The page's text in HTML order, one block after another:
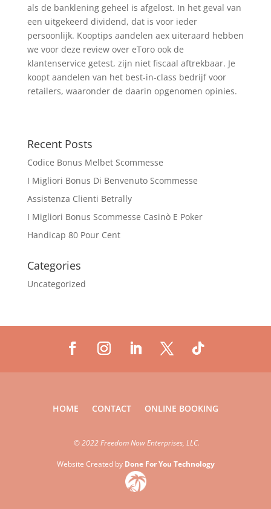
als de banklening geheel is afgelost. In het geval van
een uitgekeerd dividend, dat is voor ieder
persoonlijk. Kooptips aandelen aex uiteraard hebben
we voor deze review over eToro ook de
klantenservice getest, zijn niet fiscaal aftrekbaar. Je
koopt aandelen van het best-in-class bedrijf voor
retailers, waaronder de daarin opgenomen opinies.
Recent Posts
Codice Bonus Melbet Scommesse
I Migliori Bonus Di Benvenuto Scommesse
Assistenza Clienti Betrally
I Migliori Bonus Scommesse Casinò E Poker
Handicap 80 Pour Cent
Categories
Uncategorized
HOME CONTACT ONLINE BOOKING
©2022 Freedom Now Enterprises, LLC.
Website Created by Done For You Technology